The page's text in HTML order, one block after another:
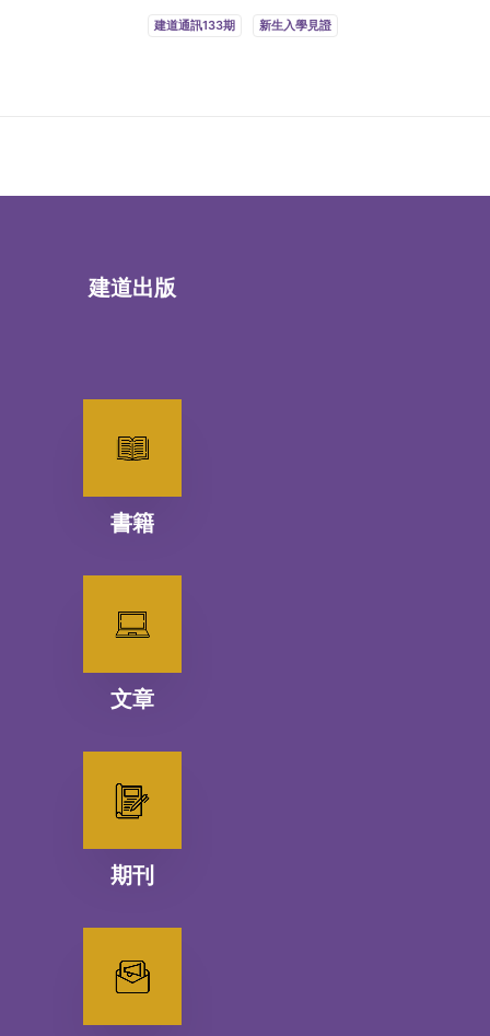
建道通訊133期 新生入學見證
建道出版
書籍
文章
期刊